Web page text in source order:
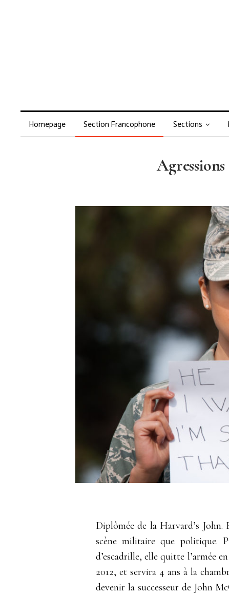
Homepage Section Francophone Sections
Diplômée de la Harvard’s
scène militaire que politique.
d’escadrille, elle quitte l’armée
2012, et servira 4 ans à la
devenir la successeur de John